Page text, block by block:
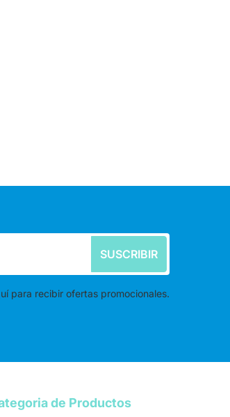
SUSCRIBIR
para recibir ofertas promocionales.
de Productos